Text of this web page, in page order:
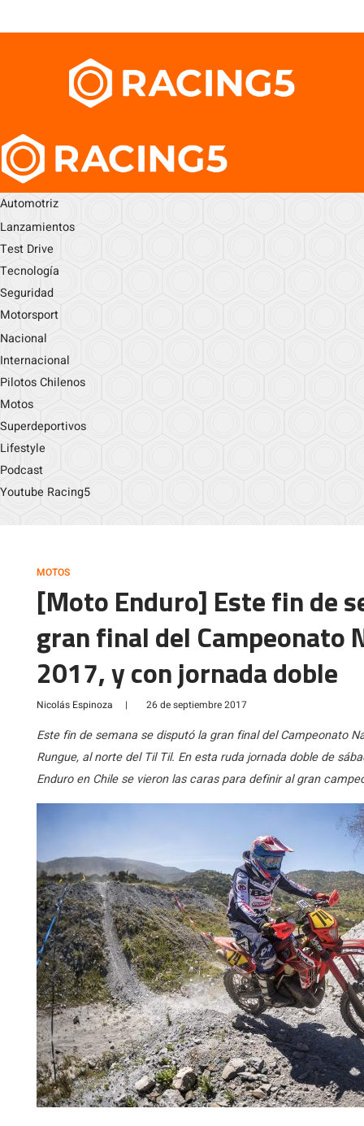
Automotriz
Lanzamientos
Test Drive
Tecnología
Seguridad
Motorsport
Nacional
Internacional
Pilotos Chilenos
Motos
Superdeportivos
Lifestyle
Podcast
Youtube Racing5
MOTOS
[Moto Enduro] Este fin de
gran final del Campeonato
2017, y con jornada doble
Nicolás Espinoza | 26 de septiembre 2017
Este fin de semana se disputó la gran final del Campeonato
Rungue, al norte del Til Til. En esta ruda jornada doble de
Enduro en Chile se vieron las caras para definir al gran